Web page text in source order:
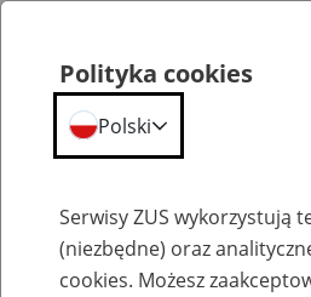
Emerytury
Polityka cookies
Polski
Serwisy ZUS wykorzystują
(niezbędne) oraz
cookies. Możesz